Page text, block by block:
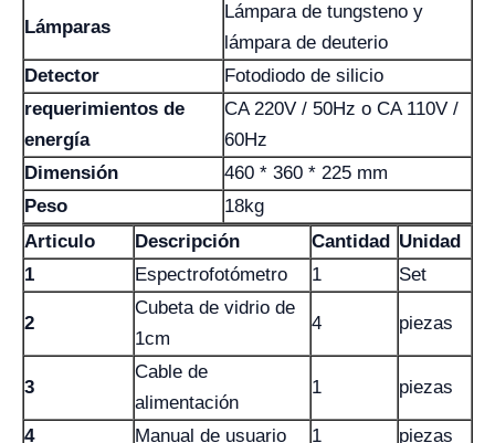
Lámparas
Lámpara de tungsteno y
lámpara de deuterio
Detector
Fotodiodo de silicio
requerimientos de
energía
CA 220V / 50Hz o CA 110V /
60Hz
Dimensión
460 * 360 * 225 mm
Peso
18kg
Articulo
Descripción Cantidad Unidad
1
Espectrofotómetro 1 Set
2
Cubeta de vidrio de
1cm
4 piezas
3
Cable de
alimentación
1 piezas
4 Manual de usuario 1 piezas